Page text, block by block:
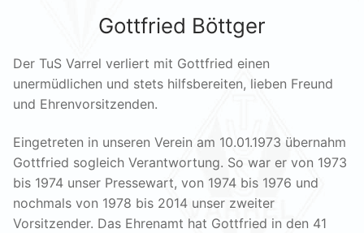
Gottfried Böttger
Der TuS Varrel verliert mit Gottfried einen
unermüdlichen und stets hilfsbereiten, lieben Freund
und Ehrenvorsitzenden.
Eingetreten in unseren Verein am 10.01.1973 übernahm
Gottfried sogleich Verantwortung. So war er von 1973
bis 1974 unser Pressewart, von 1974 bis 1976 und
nochmals von 1978 bis 2014 unser zweiter
Vorsitzender. Das Ehrenamt hat Gottfried in den 41